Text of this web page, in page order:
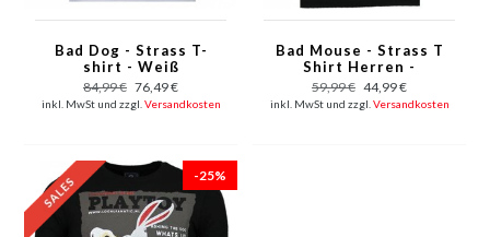
Bad Dog - Strass T-
shirt - Weiß
84,99 € 76,49 €
inkl. MwSt und zzgl. Versandkosten
Bad Mouse - Strass T
Shirt Herren -
Schwarz
59,99 € 44,99 €
inkl. MwSt und zzgl. Versandkosten
-25%